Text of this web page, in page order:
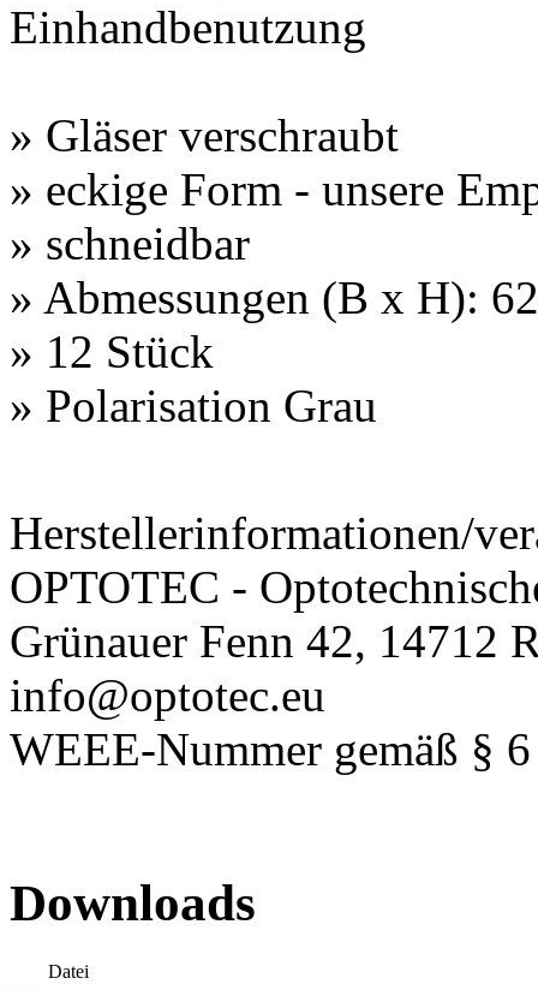
Einhandbenutzung
» Gläser verschraubt
» eckige Form - unsere
» schneidbar
» Abmessungen (B x H):
» 12 Stück
» Polarisation Grau
Herstellerinformationen/
OPTOTEC -
Grünauer Fenn 42, 14712
info@optotec.eu
WEEE-Nummer gemäß §
Downloads
Datei